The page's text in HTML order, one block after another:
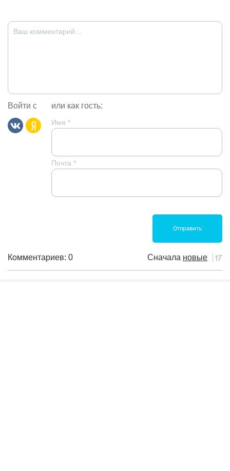
Войти с или как гость:
Имя *
Почта *
Комментариев: 0 Сначала новые